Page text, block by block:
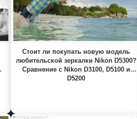
Стоит ли покупать новую модель
любительской зеркалки Nikon D5300?
Сравнение с Nikon D3100, D5100 и
D5200